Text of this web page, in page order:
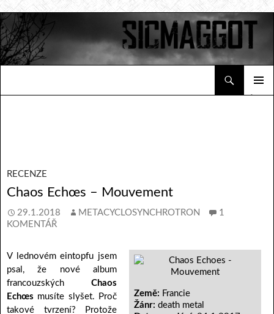
RECENZE
Chaos Echœs – Mouvement
29.1.2018 METACYCLOSYNCHROTRON
1
KOMENTÁŘ
Země: Francie
Žánr: death metal
V lednovém eintopfu jsem
psal, že nové album
francouzských Chaos
Echœs musíte slyšet. Proč
takové tvrzení? Protože